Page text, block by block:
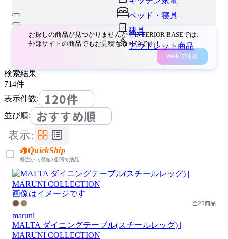
ベッド・寝具
建具
アウトレット商品
お探しの商品が見つかりませんか？INTERIOR BASEでは、
外部サイトの商品でもお見積もり可能です！
Webで検索
検索結果
714件
表示件数:
120件
並び順: おすすめ順
表示:
QuickShip
発注から最短2週間で納品
画像はイメージです
全25商品
maruni
MALTA ダイニングテーブル(スチールレッグ) |
MARUNI COLLECTION